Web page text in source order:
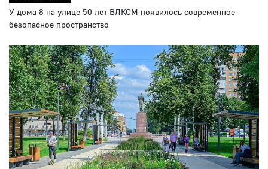
У дома 8 на улице 50 лет ВЛКСМ появилось современное
безопасное пространство